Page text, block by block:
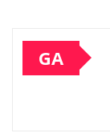
GA